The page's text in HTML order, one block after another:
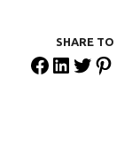
SHARE ΤΟ